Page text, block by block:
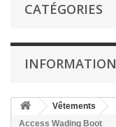
CATÉGORIES
INFORMATION
Vêtements
Access Wading Boot